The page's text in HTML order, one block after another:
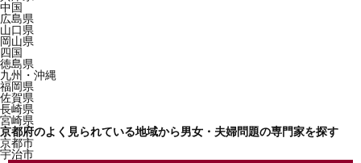
中国
広島県
山口県
岡山県
四国
徳島県
九州・沖縄
福岡県
佐賀県
長崎県
宮崎県
京都府のよく見られている地域から男女・夫婦問題の専門家を探す
京都市
宇治市